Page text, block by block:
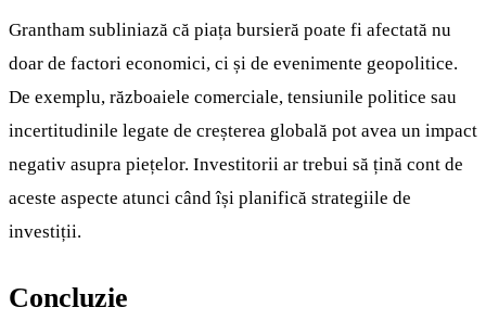
Grantham subliniază că piața bursieră poate fi afectată nu
doar de factori economici, ci și de evenimente geopolitice.
De exemplu, războaiele comerciale, tensiunile politice sau
incertitudinile legate de creșterea globală pot avea un impact
negativ asupra piețelor. Investitorii ar trebui să țină cont de
aceste aspecte atunci când își planifică strategiile de
investiții.
Concluzie